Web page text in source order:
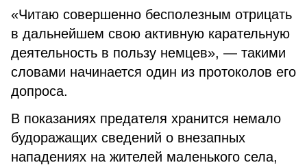
«Читаю совершенно бесполезным отрицать
в дальнейшем свою активную карательную
деятельность в пользу немцев», — такими
словами начинается один из протоколов его
допроса.
В показаниях предателя хранится немало
будоражащих сведений о внезапных
нападениях на жителей маленького села,